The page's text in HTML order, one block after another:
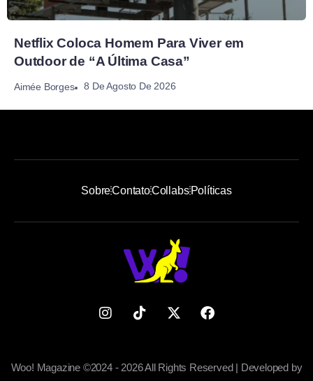
Netflix Coloca Homem Para Viver em
Outdoor de “A Última Casa”
Aimée Borges 8 De Agosto De 2026
SobreContatoCollabsPolíticas
Woo! Magazine ©2024 - 2026 All Rights Reserved | Developed by